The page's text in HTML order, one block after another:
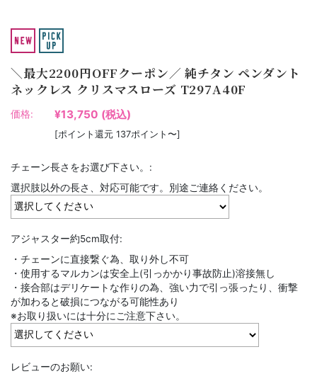
＼最大2200円OFFクーポン／ 純チタン ペンダント
ネックレス クリスマスローズ T297A40F
価格: ¥13,750 (税込)
[ポイント還元 137ポイント〜]
チェーン長さをお選び下さい。:
選択肢以外の長さ、対応可能です。別途ご連絡ください。
アジャスター約5cm取付:
・チェーンに直接繋ぐ為、取り外し不可
・使用するマルカンは安全上(引っかかり事故防止)溶接無し
・接合部はデリケートな作りの為、強い力で引っ張ったり、衝撃
が加わると破損につながる可能性あり
※お取り扱いには十分にご注意下さい。
レビューのお願い: